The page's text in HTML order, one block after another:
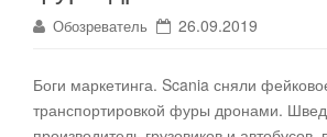
Обозреватель 26.09.2019
Боги маркетинга. Scania сняли
транспортировкой фуры дронами.